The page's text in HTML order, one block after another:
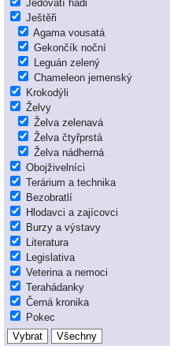
Jedovatí hadi
Ještěři
Agama vousatá
Gekončík noční
Leguán zelený
Chameleon jemenský
Krokodýli
Želvy
Želva zelenavá
Želva čtyřprstá
Želva nádherná
Obojživelníci
Terárium a technika
Bezobratlí
Hlodavci a zajícovci
Burzy a výstavy
Literatura
Legislativa
Veterina a nemoci
Terahádanky
Černá kronika
Pokec